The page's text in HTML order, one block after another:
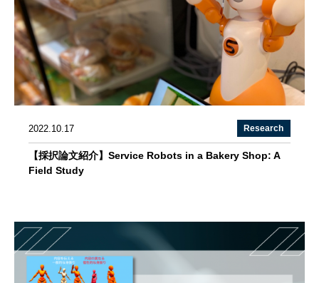
2022.10.17 Research
【採択論文紹介】Service Robots in a Bakery Shop: A
Field Study